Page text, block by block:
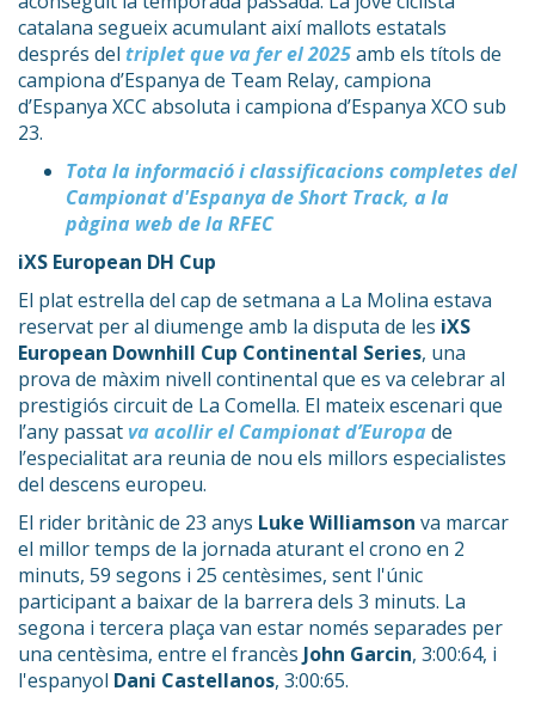
catalana segueix acumulant així mallots estatals
després del triplet que va fer el 2025amb els títols de
campiona d’Espanya de Team Relay, campiona
d’Espanya XCC absoluta i campiona d’Espanya XCO sub
23.
Tota la informació i classificacions completes del
Campionat d'Espanya de Short Track, a la
pàgina web de la RFEC
iXS European DH Cup
El plat estrella del cap de setmana a La Molina estava
reservat per al diumenge amb la disputa de les iXS
European Downhill Cup Continental Series, una
prova de màxim nivell continental que es va celebrar al
prestigiós circuit de La Comella. El mateix escenari que
l’any passatva acollir el Campionat d’Europa de
l’especialitat ara reunia de nou els millors especialistes
del descens europeu.
El rider britànic de 23 anys Luke Williamson va marcar
el millor temps de la jornada aturant el crono en 2
minuts, 59 segons i 25 centèsimes, sent l'únic
participant a baixar de la barrera dels 3 minuts. La
segona i tercera plaça van estar només separades per
una centèsima, entre el francès John Garcin, 3:00:64, i
l'espanyol Dani Castellanos, 3:00:65.